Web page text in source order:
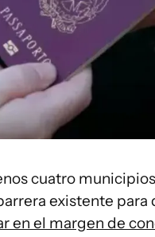
cuatro
existente
en el margen de